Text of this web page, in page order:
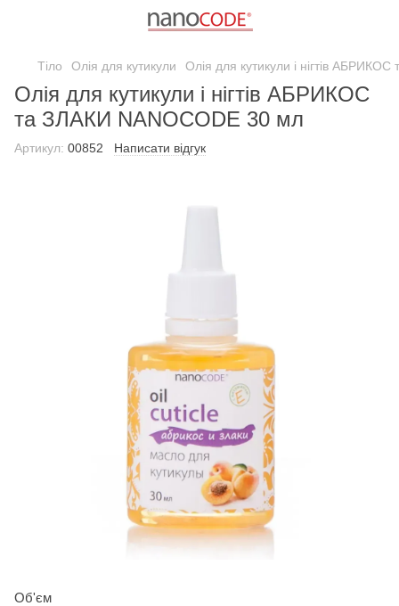
Тіло Олія для кутикули Олія для кутикули і нігтів
Олія для кутикули і нігтів АБРИКОС
та ЗЛАКИ NANOCODE 30 мл
Артикул: 00852 Написати відгук
Об'єм